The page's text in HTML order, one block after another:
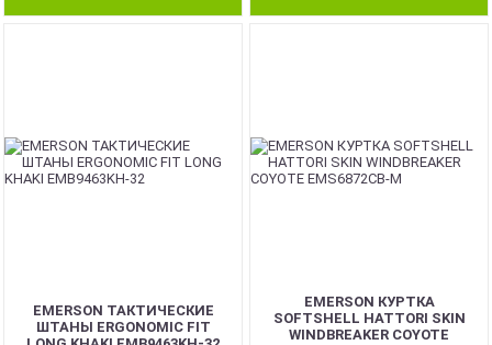
EMERSON ТАКТИЧЕСКИЕ
ШТАНЫ ERGONOMIC FIT
EMERSON КУРТКА
SOFTSHELL HATTORI SKIN
WINDBREAKER COYOTE